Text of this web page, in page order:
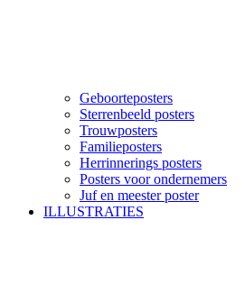
Geboorteposters
Sterrenbeeld posters
Trouwposters
Familieposters
Herrinnerings posters
Posters voor ondernemers
Juf en meester poster
ILLUSTRATIES